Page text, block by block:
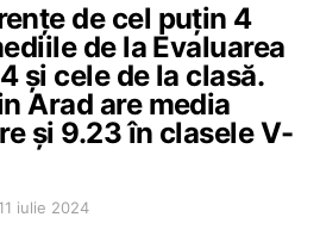
de cel puțin 4
de la Evaluarea
și cele de la clasă.
Arad are media
și 9.23 în clasele V-
11 iulie 2024